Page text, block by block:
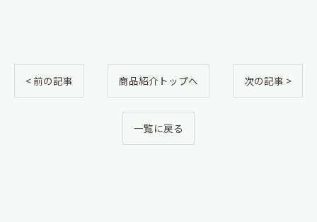
< 前の記事 商品紹介トップへ 次の記事 >
一覧に戻る